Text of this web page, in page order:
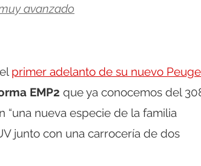
avanzado
primer adelanto de su nuevo
EMP2 que ya conocemos del
“una nueva especie de la familia
junto con una carrocería de dos